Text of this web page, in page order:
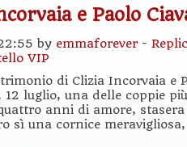
e Paolo
by emmaforever-
VIP
di Clizia Incorvaia e
12 luglio, una delle coppie
anni di amore,
sì una cornice